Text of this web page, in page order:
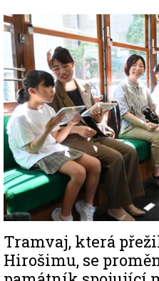
Image
Tramvaj, která
Hirošimu, se